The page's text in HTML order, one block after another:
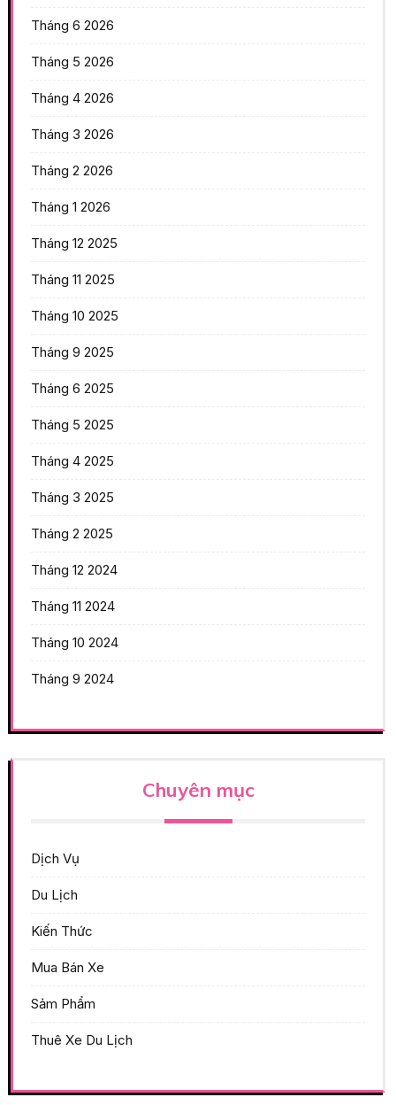
Tháng 6 2026
Tháng 5 2026
Tháng 4 2026
Tháng 3 2026
Tháng 2 2026
Tháng 1 2026
Tháng 12 2025
Tháng 11 2025
Tháng 10 2025
Tháng 9 2025
Tháng 6 2025
Tháng 5 2025
Tháng 4 2025
Tháng 3 2025
Tháng 2 2025
Tháng 12 2024
Tháng 11 2024
Tháng 10 2024
Tháng 9 2024
Chuyên mục
Dịch Vụ
Du Lịch
Kiến Thức
Mua Bán Xe
Sảm Phẩm
Thuê Xe Du Lịch